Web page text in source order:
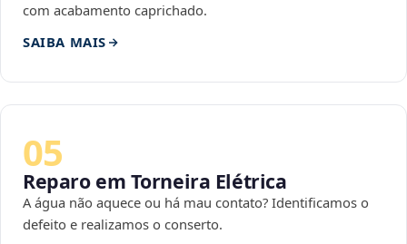
com acabamento caprichado.
SAIBA MAIS
05
Reparo em Torneira Elétrica
A água não aquece ou há mau contato? Identificamos o
defeito e realizamos o conserto.